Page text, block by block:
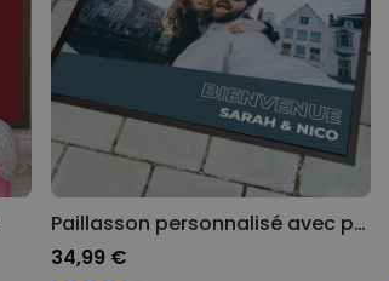
Paillasson personnalisé avec photo et texte
34,99 €